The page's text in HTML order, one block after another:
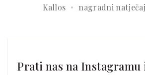
Kallos nagradni natječaj
Prati nas na Instagramu